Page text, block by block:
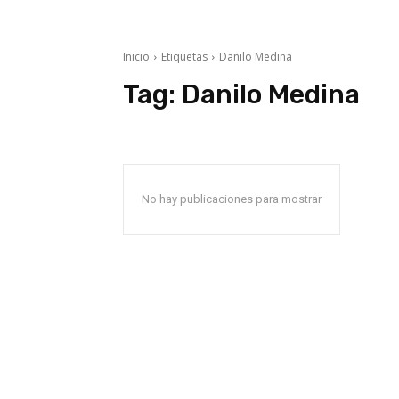
Inicio Etiquetas Danilo Medina
Tag: Danilo Medina
No hay publicaciones para mostrar